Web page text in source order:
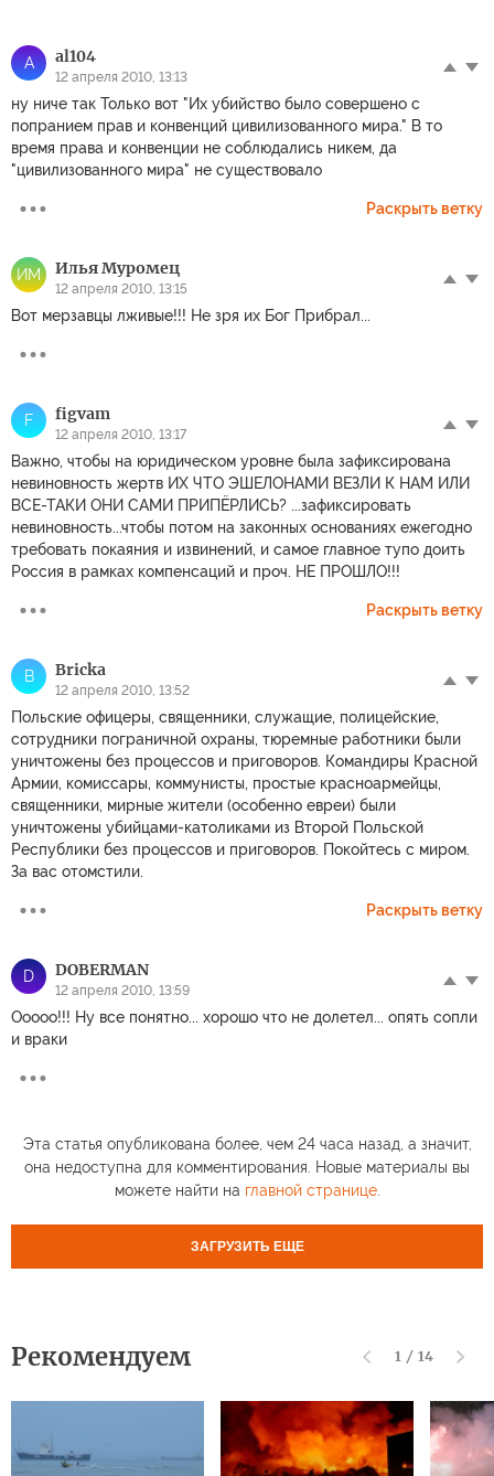
A al104
12 апреля 2010, 13:13
ну ниче так Только вот "Их убийство было совершено с
попранием прав и конвенций цивилизованного мира." В то
время права и конвенции не соблюдались никем, да
"цивилизованного мира" не существовало
Раскрыть ветку
ИМ Илья Муромец
12 апреля 2010, 13:15
Вот мерзавцы лживые!!! Не зря их Бог Прибрал...
F figvam
12 апреля 2010, 13:17
Важно, чтобы на юридическом уровне была зафиксирована
невиновность жертв ИХ ЧТО ЭШЕЛОНАМИ ВЕЗЛИ К НАМ ИЛИ
ВСЕ-ТАКИ ОНИ САМИ ПРИПЁРЛИСЬ? ...зафиксировать
невиновность...чтобы потом на законных основаниях ежегодно
требовать покаяния и извинений, и самое главное тупо доить
Россия в рамках компенсаций и проч. НЕ ПРОШЛО!!!
Раскрыть ветку
B Bricka
12 апреля 2010, 13:52
Польские офицеры, священники, служащие, полицейские,
сотрудники пограничной охраны, тюремные работники были
уничтожены без процессов и приговоров. Командиры Красной
Армии, комиссары, коммунисты, простые красноармейцы,
священники, мирные жители (особенно евреи) были
уничтожены убийцами-католиками из Второй Польской
Республики без процессов и приговоров. Покойтесь с миром.
За вас отомстили.
Раскрыть ветку
D DOBERMAN
12 апреля 2010, 13:59
Ооооо!!! Ну все понятно... хорошо что не долетел... опять сопли
и враки
Эта статья опубликована более, чем 24 часа назад, а значит,
она недоступна для комментирования. Новые материалы вы
можете найти на главной странице.
ЗАГРУЗИТЬ ЕЩЕ
Рекомендуем 1 / 14